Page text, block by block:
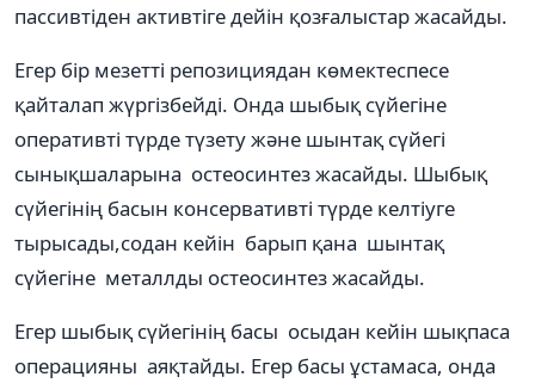
пассивтіден активтіге дейін қозғалыстар жасайды.
Егер бір мезетті репозициядан көмектеспесе
қайталап жүргізбейді. Онда шыбық сүйегіне
оперативті түрде түзету және шынтақ сүйегі
сынықшаларына остеосинтез жасайды. Шыбық
сүйегінің басын консервативті түрде келтіуге
тырысады,содан кейін барып қана шынтақ
сүйегіне металлды остеосинтез жасайды.
Егер шыбық сүйегінің басы осыдан кейін шықпаса
операцияны аяқтайды. Егер басы ұстамаса, онда